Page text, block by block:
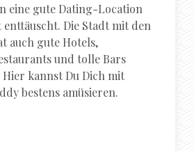
eine gute Dating-Location
Die Stadt mit den
auch gute Hotels,
und tolle Bars
kannst Du Dich mit
bestens amüsieren.